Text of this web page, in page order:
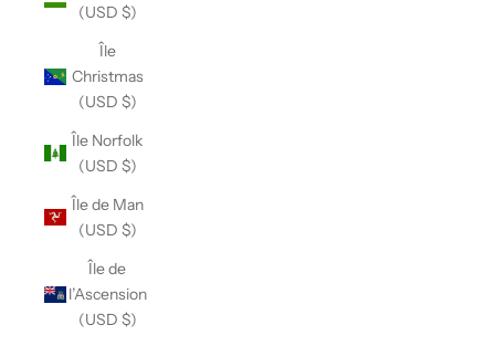
(USD $)
Île
Christmas
(USD $)
Île Norfolk
(USD $)
Île de Man
(USD $)
Île de
l’Ascension
(USD $)